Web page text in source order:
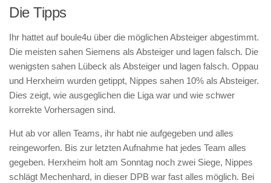
Die Tipps
Ihr hattet auf boule4u über die möglichen Absteiger abgestimmt.
Die meisten sahen Siemens als Absteiger und lagen falsch. Die
wenigsten sahen Lübeck als Absteiger und lagen falsch. Oppau
und Herxheim wurden getippt, Nippes sahen 10% als Absteiger.
Dies zeigt, wie ausgeglichen die Liga war und wie schwer
korrekte Vorhersagen sind.
Hut ab vor allen Teams, ihr habt nie aufgegeben und alles
reingeworfen. Bis zur letzten Aufnahme hat jedes Team alles
gegeben. Herxheim holt am Sonntag noch zwei Siege, Nippes
schlägt Mechenhard, in dieser DPB war fast alles möglich. Bei